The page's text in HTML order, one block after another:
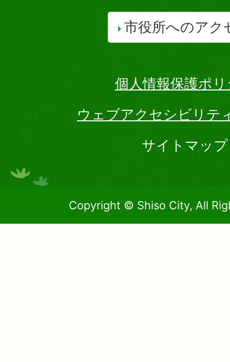
市役所へのアク
個人情報保護ポ
ウェブアクセシビリテ
サイトマップ
Copyright © Shiso City, All